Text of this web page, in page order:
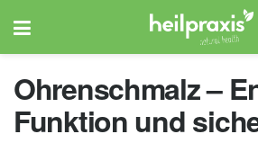
Ohrenschmalz –
Funktion und